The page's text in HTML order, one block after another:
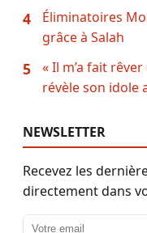
4
Éliminatoires
grâce à Salah
5
« Il m’a fait
révèle son idole
NEWSLETTER
Recevez les
directement dans
Adresse email